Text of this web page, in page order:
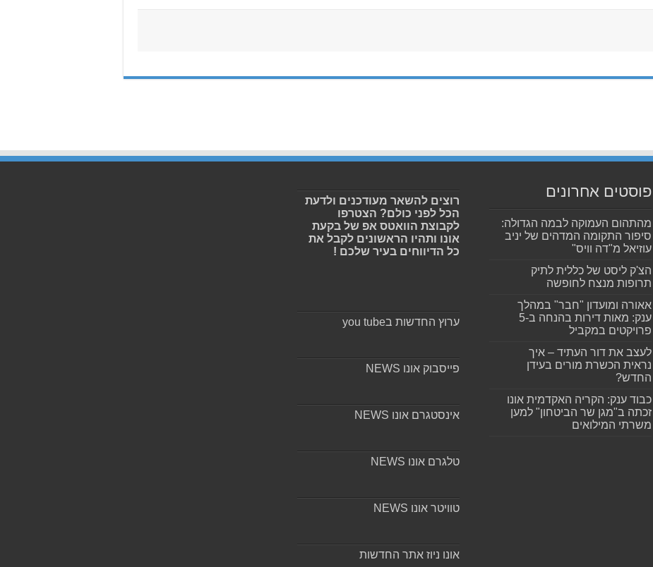
פוסטים אחרונים
מהתהום העמוקה לבמה הגדולה:
סיפור התקומה המדהים של יניב
עוזיאל מ"דה וויס"
הצ'ק ליסט של כללית לתיק
תרופות מנצח לחופשה
אאורה ומועדון "חבר" במהלך
ענק: מאות דירות בהנחה ב-5
פרויקטים במקביל
לעצב את דור העתיד – איך
נראית הכשרת מורים בעידן
החדש?
כבוד ענק: הקריה האקדמית אונו
זכתה ב"מגן שר הביטחון" למען
משרתי המילואים
רוצים להשאר מעודכנים ולדעת
הכל לפני כולם? הצטרפו
לקבוצת הוואטס אפ של בקעת
אונו ותהיו הראשונים לקבל את
כל הדיווחים בעיר שלכם !
ערוץ החדשות בyou tube
פייסבוק אונו NEWS
אינסטגרם אונו NEWS
טלגרם אונו NEWS
טוויטר אונו NEWS
אונו ניוז אתר החדשות